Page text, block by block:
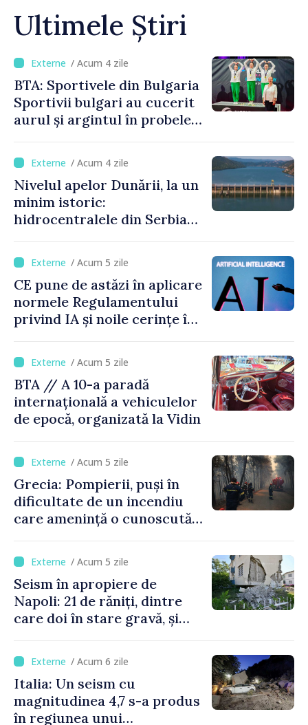
Ultimele Știri
/ Acum 4 zile
BTA: Sportivele din Bulgaria
Sportivii bulgari au cucerit
aurul și argintul în probele
de gimnastică aerobică de la
Oradea
/ Acum 4 zile
Nivelul apelor Dunării, la un
minim istoric:
hidrocentralele din Serbia
capacitate
/ Acum 5 zile
CE pune de astăzi în aplicare
normele Regulamentului
privind IA și noile cerințe în
/ Acum 5 zile
BTA // A 10-a paradă
internațională a vehiculelor
de epocă, organizată la Vidin
/ Acum 5 zile
Grecia: Pompierii, puși în
dificultate de un incendiu
care amenință o cunoscută
/ Acum 5 zile
Seism în apropiere de
Napoli: 21 de răniți, dintre
care doi în stare gravă, și
/ Acum 6 zile
Italia: Un seism cu
magnitudinea 4,7 s-a produs
în regiunea unui